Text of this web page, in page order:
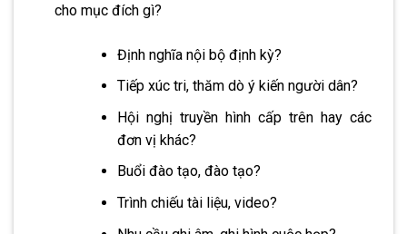
cho mục đích gì?
Định nghĩa nội bộ định kỳ?
Tiếp xúc tri, thăm dò ý kiến ​​người dân?
Hội nghị truyền hình cấp trên hay các
đơn vị khác?
Buổi đào tạo, đào tạo?
Trình chiếu tài liệu, video?